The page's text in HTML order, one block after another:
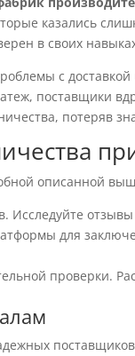
казались
в своих
с доставкой
поставщики
потеряв
описанной
Исследуйте
для
проверки.